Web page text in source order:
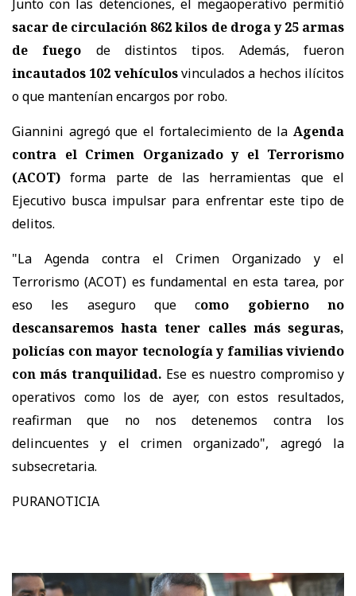
Junto con las detenciones, el megaoperativo permitió
sacar de circulación 862 kilos de droga y 25 armas
de fuego de distintos tipos. Además, fueron
incautados 102 vehículosvinculados a hechos ilícitos
o que mantenían encargos por robo.
Giannini agregó que el fortalecimiento de la Agenda
contra el Crimen Organizado y el Terrorismo
(ACOT) forma parte de las herramientas que el
Ejecutivo busca impulsar para enfrentar este tipo de
delitos.
"La Agenda contra el Crimen Organizado y el
Terrorismo (ACOT) es fundamental en esta tarea, por
eso les aseguro que como gobierno no
descansaremos hasta tener calles más seguras,
policías con mayor tecnología y familias viviendo
con más tranquilidad. Ese es nuestro compromiso y
operativos como los de ayer, con estos resultados,
reafirman que no nos detenemos contra los
delincuentes y el crimen organizado", agregó la
subsecretaria.
PURANOTICIA